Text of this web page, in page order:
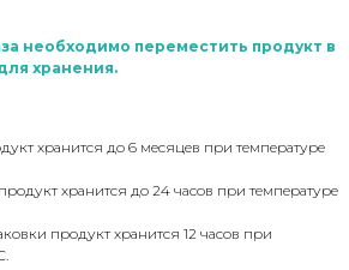
необходимо переместить продукт в
хранения.
хранится до 6 месяцев при температуре
хранится до 24 часов при температуре
продукт хранится 12 часов при